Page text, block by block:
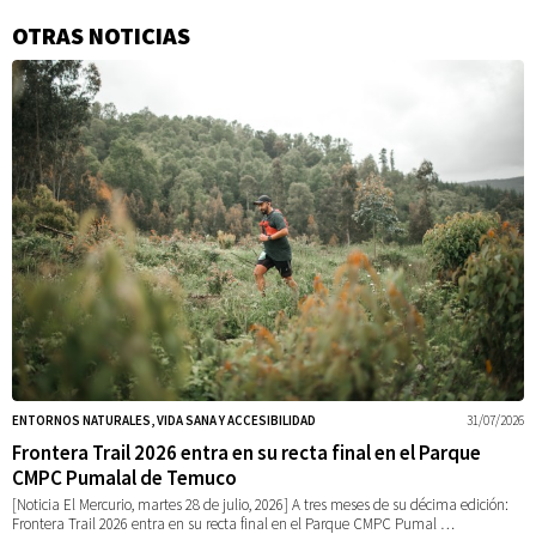
Información
adicional
OTRAS NOTICIAS
31/07/2026
ENTORNOS NATURALES, VIDA SANA Y ACCESIBILIDAD
Frontera Trail 2026 entra en su recta final en el Parque
CMPC Pumalal de Temuco
[Noticia El Mercurio, martes 28 de julio, 2026] A tres meses de su décima edición:
Frontera Trail 2026 entra en su recta final en el Parque CMPC Pumal …